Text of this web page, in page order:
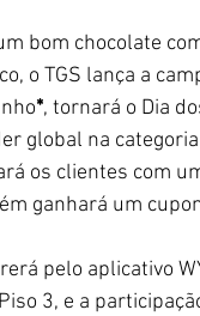
bom chocolate
o TGS lança a
*, tornará o Dia
global na
os clientes com
ganhará um
pelo aplicativo
3, e a